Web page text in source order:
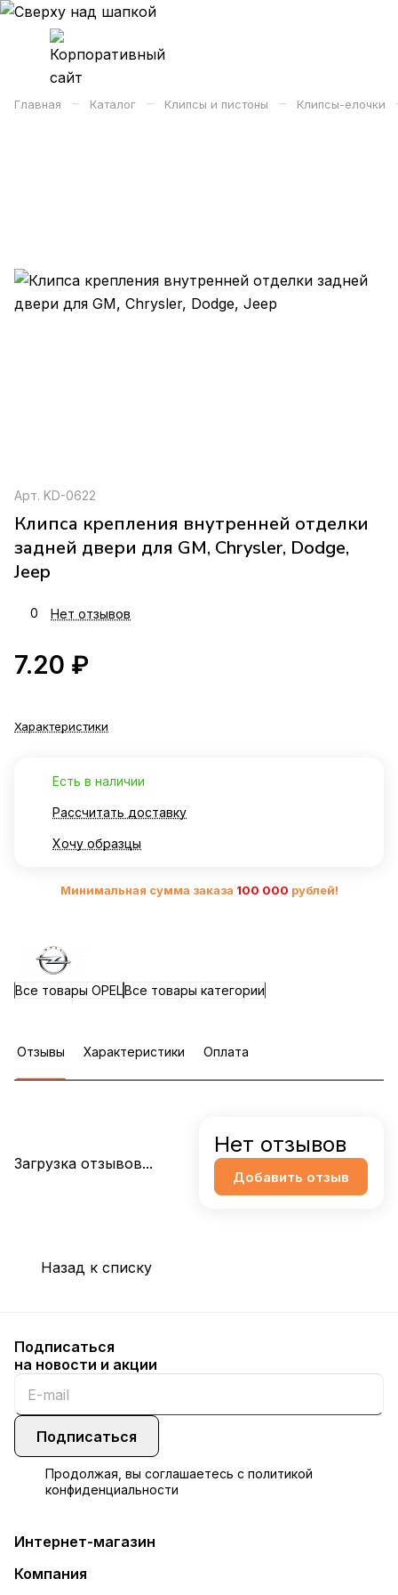
Главная – Каталог – Клипсы и пистоны – Клипсы-елочки
Арт. KD-0622
Клипса крепления внутренней отделки
задней двери для GM, Chrysler, Dodge,
Jeep
0 Нет отзывов
7.20 ₽
Характеристики
Есть в наличии
Рассчитать доставку
Хочу образцы
Минимальная сумма заказа 100 000 рублей!
Все товары OPELВсе товары категории
Отзывы Характеристики Оплата
Загрузка отзывов...
Нет отзывов
Добавить отзыв
Назад к списку
Подписаться
на новости и акции
Подписаться
Продолжая, вы соглашаетесь с политикой
конфиденциальности
Интернет-магазин
Компания